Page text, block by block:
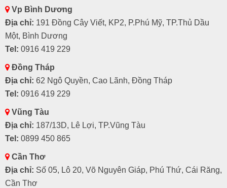
Vp Bình Dương
Địa chỉ: 191 Đồng Cây Viết, KP2, P.Phú Mỹ, TP.Thủ Dầu
Một, Bình Dương
Tel: 0916 419 229
Đồng Tháp
Địa chỉ: 62 Ngô Quyền, Cao Lãnh, Đồng Tháp
Tel: 0916 419 229
Vũng Tàu
Địa chỉ: 187/13D, Lê Lợi, TP.Vũng Tàu
Tel: 0899 450 865
Cần Thơ
Địa chỉ: Số 05, Lô 20, Võ Nguyên Giáp, Phú Thứ, Cái Răng,
Cần Thơ